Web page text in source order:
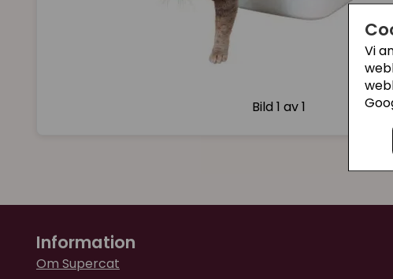
Vi
Bild1 av 1
Information
Om Supercat